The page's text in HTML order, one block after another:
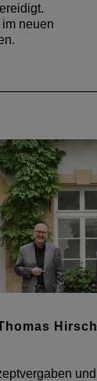
neuen
Hirsch
und